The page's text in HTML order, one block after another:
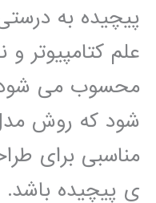
پیچیده به
علم کتامپیوتر
محسوب می
شود که روش
مناسبی برای
ی پیچیده باشد.